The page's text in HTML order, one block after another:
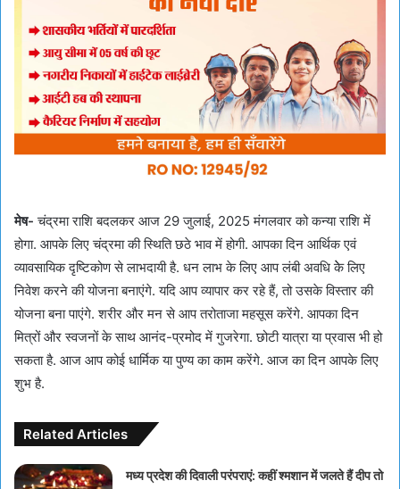
मेष- चंद्रमा राशि बदलकर आज 29 जुलाई, 2025 मंगलवार को कन्या राशि में
होगा. आपके लिए चंद्रमा की स्थिति छठे भाव में होगी. आपका दिन आर्थिक एवं
व्यावसायिक दृष्टिकोण से लाभदायी है. धन लाभ के लिए आप लंबी अवधि केे लिए
निवेश करने की योजना बनाएंगे. यदि आप व्यापार कर रहे हैं, तो उसके विस्तार की
योजना बना पाएंगे. शरीर और मन से आप तरोताजा महसूस करेंगे. आपका दिन
मित्रों और स्वजनों के साथ आनंद-प्रमोद में गुजरेगा. छोटी यात्रा या प्रवास भी हो
सकता है. आज आप कोई धार्मिक या पुण्य का काम करेंगे. आज का दिन आपके लिए
शुभ है.
Related Articles
मध्य प्रदेश की दिवाली परंपराएं: कहीं श्मशान में जलते हैं दीप तो